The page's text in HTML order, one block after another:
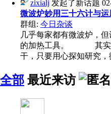
zixialj 发起了新话题
微波炉妙用三十六计与
群组: 今日杂谈
几乎每家都有微波炉，
的加热工具。 其实微
干，只要用心探知研究
全部 最近来访